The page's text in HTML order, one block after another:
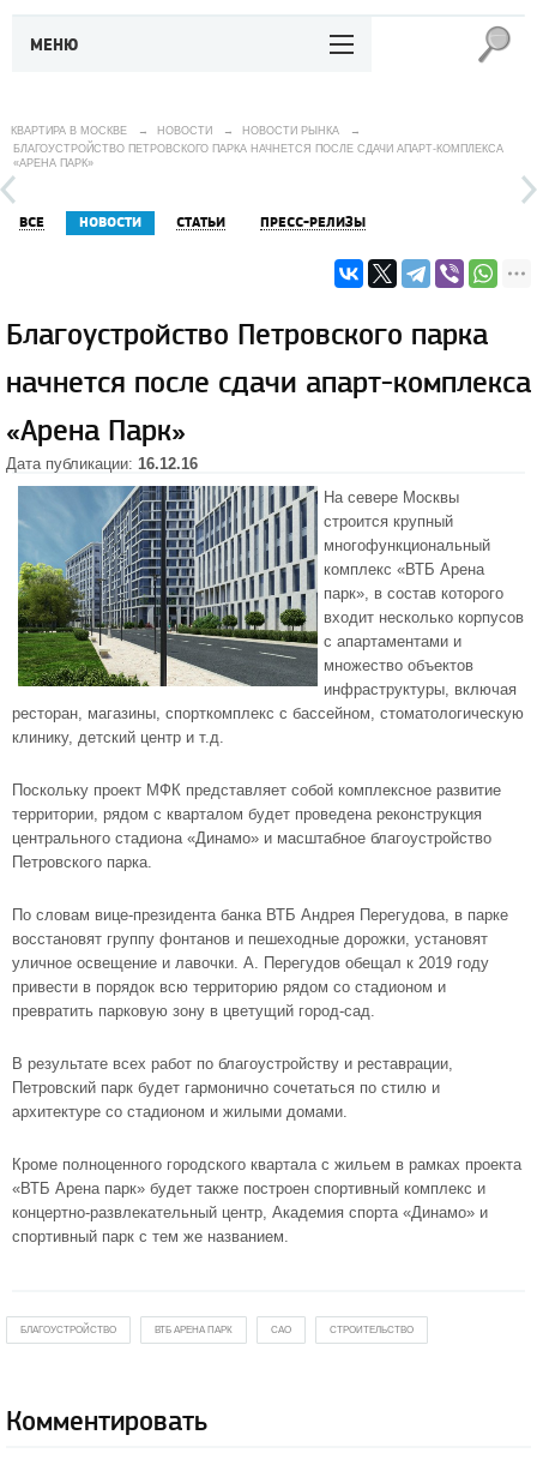
МЕНЮ
КВАРТИРА В МОСКВЕ → НОВОСТИ → НОВОСТИ РЫНКА
→
БЛАГОУСТРОЙСТВО ПЕТРОВСКОГО ПАРКА НАЧНЕТСЯ ПОСЛЕ СДАЧИ АПАРТ-КОМПЛЕКСА
«АРЕНА ПАРК»
ВСЕ НОВОСТИ СТАТЬИ ПРЕСС-РЕЛИЗЫ
Благоустройство Петровского парка
начнется после сдачи апарт-комплекса
«Арена Парк»
Дата публикации: 16.12.16
На севере Москвы
строится крупный
многофункциональный
комплекс «ВТБ Арена
парк», в состав которого
входит несколько корпусов
с апартаментами и
множество объектов
инфраструктуры, включая
ресторан, магазины, спорткомплекс с бассейном, стоматологическую
клинику, детский центр и т.д.
Поскольку проект МФК представляет собой комплексное развитие
территории, рядом с кварталом будет проведена реконструкция
центрального стадиона «Динамо» и масштабное благоустройство
Петровского парка.
По словам вице-президента банка ВТБ Андрея Перегудова, в парке
восстановят группу фонтанов и пешеходные дорожки, установят
уличное освещение и лавочки. А. Перегудов обещал к 2019 году
привести в порядок всю территорию рядом со стадионом и
превратить парковую зону в цветущий город-сад.
В результате всех работ по благоустройству и реставрации,
Петровский парк будет гармонично сочетаться по стилю и
архитектуре со стадионом и жилыми домами.
Кроме полноценного городского квартала с жильем в рамках проекта
«ВТБ Арена парк» будет также построен спортивный комплекс и
концертно-развлекательный центр, Академия спорта «Динамо» и
спортивный парк с тем же названием.
БЛАГОУСТРОЙСТВО ВТБ АРЕНА ПАРК САО СТРОИТЕЛЬСТВО
Комментировать